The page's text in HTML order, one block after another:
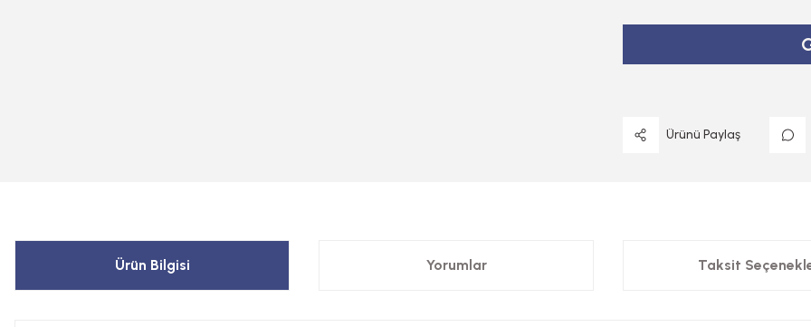
Ürünü Paylaş
Ürün Bilgisi Yorumlar Taksit